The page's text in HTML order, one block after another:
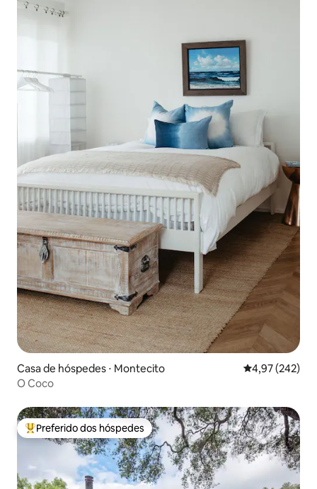
Casa de hóspedes ⋅ Montecito 4,97 de uma
4,97 (242)
O Coco
Entre os melhores preferidos dos hóspedes
Preferido dos hóspedes